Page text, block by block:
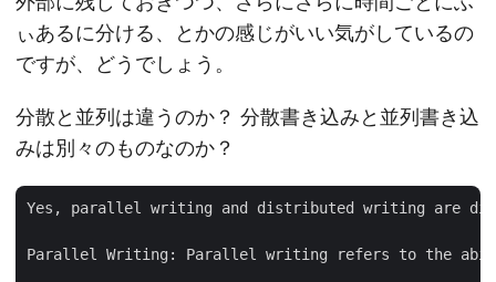
ぃあるに分ける、とかの感じがいい気がしているの
ですが、どうでしょう。
分散と並列は違うのか？ 分散書き込みと並列書き込
みは別々のものなのか？
Yes, parallel writing and distributed writing are
Parallel Writing: Parallel writing refers to the ability